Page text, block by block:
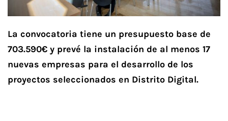
La convocatoria tiene un presupuesto base de
703.590€ y prevé la instalación de al menos 17
nuevas empresas para el desarrollo de los
proyectos seleccionados en Distrito Digital.